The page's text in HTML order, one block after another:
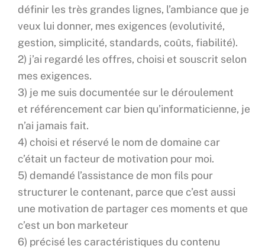
définir les très grandes lignes, l’ambiance que je
veux lui donner, mes exigences (evolutivité,
gestion, simplicité, standards, coûts, fiabilité).
2) j’ai regardé les offres, choisi et souscrit selon
mes exigences.
3) je me suis documentée sur le déroulement
et référencement car bien qu’informaticienne, je
n’ai jamais fait.
4) choisi et réservé le nom de domaine car
c’était un facteur de motivation pour moi.
5) demandé l’assistance de mon fils pour
structurer le contenant, parce que c’est aussi
une motivation de partager ces moments et que
c’est un bon marketeur
6) précisé les caractéristiques du contenu